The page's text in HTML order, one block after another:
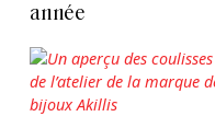
année